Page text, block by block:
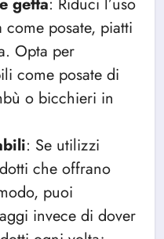
getta: Riduci l’uso
posate, piatti
Opta per
come posate di
o bicchieri in
: Se utilizzi
che offrano
puoi
invece di dover